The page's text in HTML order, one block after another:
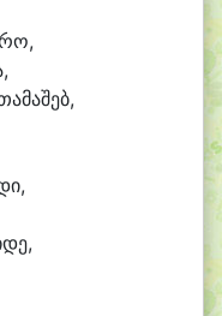
მაშებ,
დე,